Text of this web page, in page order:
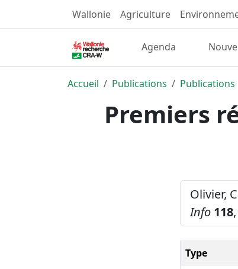
Wallonie Agriculture
Agenda
Accueil Publications Publications
Premiers
Olivier,
Info 118
Type